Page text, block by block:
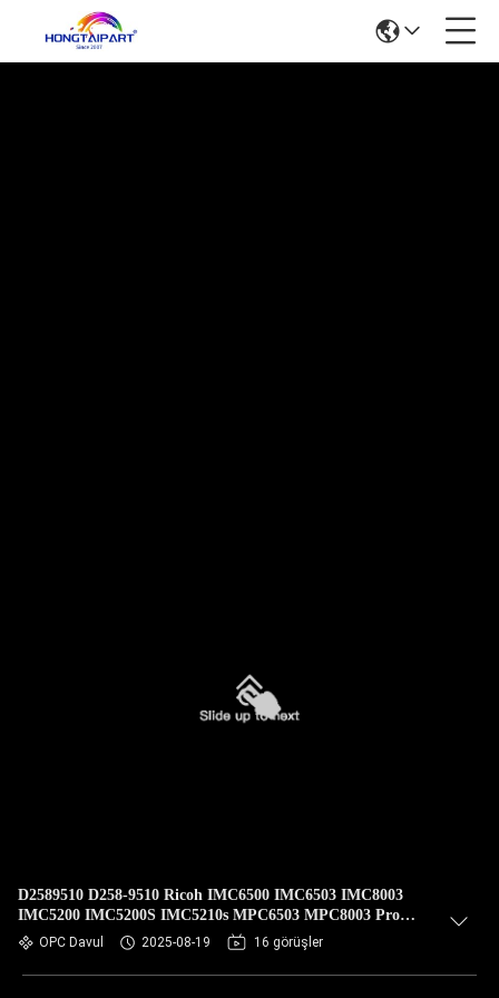
D2589510 D258-9510 Ricoh IMC6500 IMC6503 IMC8003
IMC5200 IMC5200S IMC5210s MPC6503 MPC8003 Pro
C5200 C5210 için OPC Davul
OPC Davul 2025-08-19 16 görüşler